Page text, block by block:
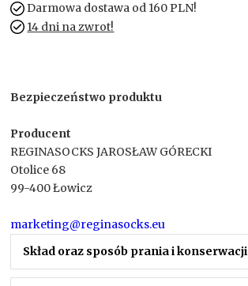
Darmowa dostawa od 160 PLN!
14 dni na zwrot!
Bezpieczeństwo produktu
Producent
REGINASOCKS JAROSŁAW GÓRECKI
Otolice 68
99-400 Łowicz
marketing@reginasocks.eu
Skład oraz sposób prania i konserwacji